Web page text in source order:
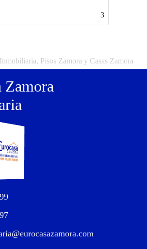
3
Pisos Zamora y Casas Zamora
Zamora